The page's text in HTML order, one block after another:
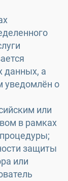
данных, а
уведомлён о
или
в рамках
защиты
или